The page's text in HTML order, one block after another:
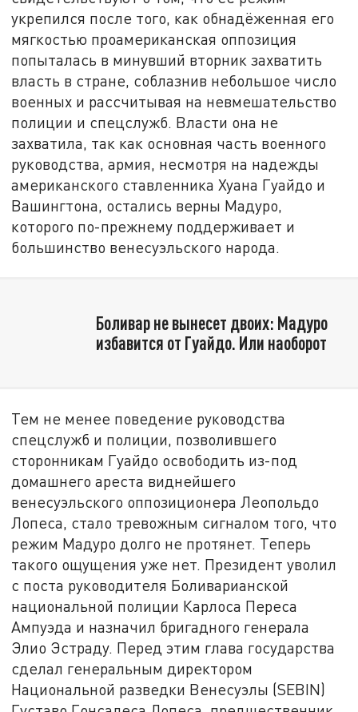
укрепился после того, как обнадёженная его
мягкостью проамериканская оппозиция
попыталась в минувший вторник захватить
власть в стране, соблазнив небольшое число
военных и рассчитывая на невмешательство
полиции и спецслужб. Власти она не
захватила, так как основная часть военного
руководства, армия, несмотря на надежды
американского ставленника Хуана Гуайдо и
Вашингтона, остались верны Мадуро,
которого по-прежнему поддерживает и
большинство венесуэльского народа.
Боливар не вынесет двоих: Мадуро
избавится от Гуайдо. Или наоборот
Тем не менее поведение руководства
спецслужб и полиции, позволившего
сторонникам Гуайдо освободить из-под
домашнего ареста виднейшего
венесуэльского оппозиционера Леопольдо
Лопеса, стало тревожным сигналом того, что
режим Мадуро долго не протянет. Теперь
такого ощущения уже нет. Президент уволил
с поста руководителя Боливарианской
национальной полиции Карлоса Переса
Ампуэда и назначил бригадного генерала
Элио Эстраду. Перед этим глава государства
сделал генеральным директором
Национальной разведки Венесуэлы (SEBIN)